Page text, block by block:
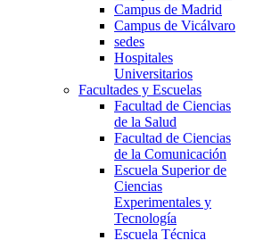
Campus de Madrid
Campus de Vicálvaro
sedes
Hospitales
Universitarios
Facultades y Escuelas
Facultad de Ciencias
de la Salud
Facultad de Ciencias
de la Comunicación
Escuela Superior de
Ciencias
Experimentales y
Tecnología
Escuela Técnica